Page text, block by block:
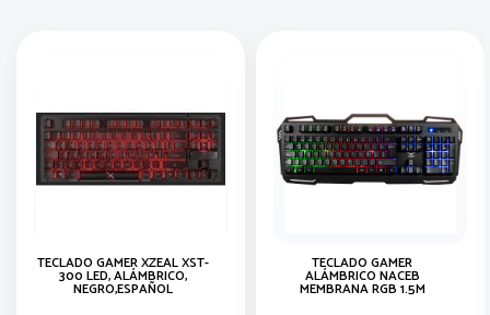
TECLADO GAMER XZEAL XST-
300 LED, ALÁMBRICO,
NEGRO,ESPAÑOL
TECLADO GAMER
ALÁMBRICO NACEB
MEMBRANA RGB 1.5M